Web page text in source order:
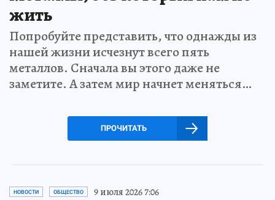
жить
Попробуйте представить, что однажды из
нашей жизни исчезнут всего пять
металлов. Сначала вы этого даже не
заметите. А затем мир начнет меняться…
ПРОЧИТАТЬ
НОВОСТИ ОБЩЕСТВО 9 июля 2026 7:06